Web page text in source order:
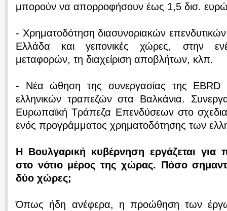
μπορούν να απορροφήσουν έως 1,5 δισ.
- Χρηματοδότηση διασυνοριακών
Ελλάδα και γειτονικές χώρες, στην
μεταφορών, τη διαχείριση αποβλήτων, κλπ.
- Νέα ώθηση της συνεργασίας της EBRD
ελληνικών τραπεζών στα Βαλκάνια.
Ευρωπαϊκή Τράπεζα Επενδύσεων στο
ενός προγράμματος χρηματοδότησης των
Η Βουλγαρική κυβέρνηση εργάζεται για
στο νότιο μέρος της χώρας. Πόσο
δύο χώρες;
Όπως ήδη ανέφερα, η προώθηση των